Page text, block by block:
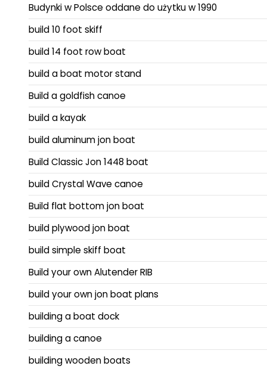
Budynki w Polsce oddane do użytku w 1990
build 10 foot skiff
build 14 foot row boat
build a boat motor stand
Build a goldfish canoe
build a kayak
build aluminum jon boat
Build Classic Jon 1448 boat
build Crystal Wave canoe
Build flat bottom jon boat
build plywood jon boat
build simple skiff boat
Build your own Alutender RIB
build your own jon boat plans
building a boat dock
building a canoe
building wooden boats